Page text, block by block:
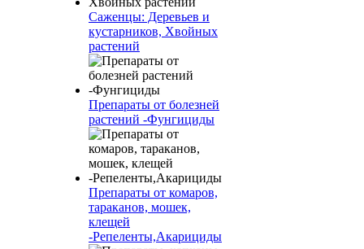
Саженцы: Деревьев и
кустарников, Хвойных
растений
Препараты от болезней
растений -Фунгициды
Препараты от комаров,
тараканов, мошек,
клещей
-Репеленты,Акарициды